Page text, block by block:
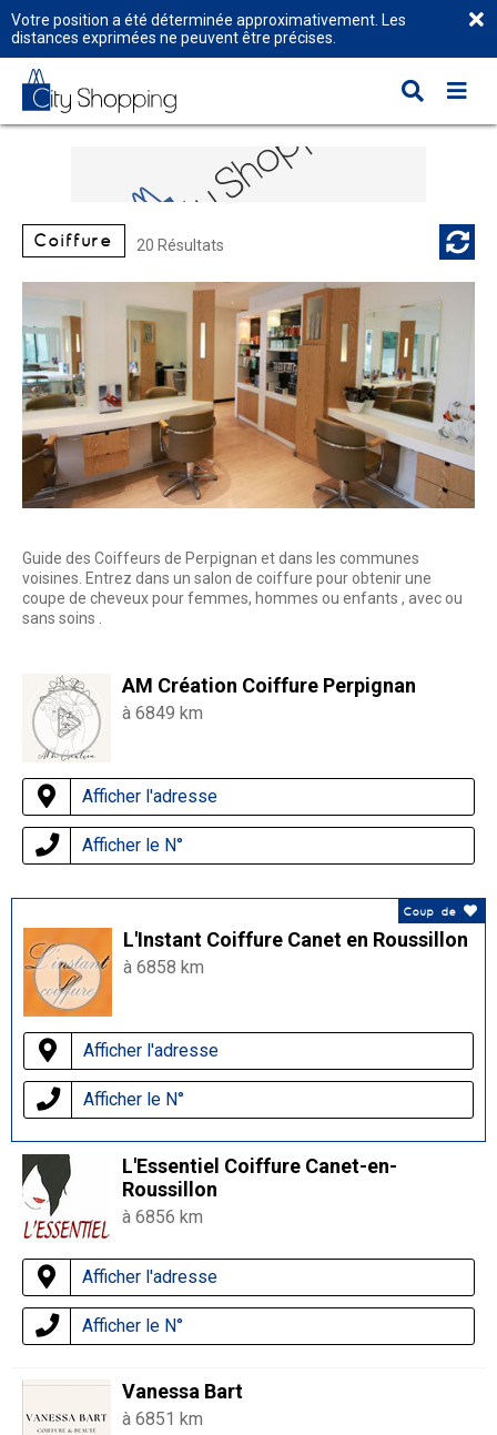
Votre position a été déterminée approximativement. Les
distances exprimées ne peuvent être précises.
Coiffure 20 Résultats
Guide des Coiffeurs de Perpignan et dans les communes
voisines. Entrez dans un salon de coiffure pour obtenir une
coupe de cheveux pour femmes, hommes ou enfants , avec ou
sans soins .
AM Création Coiffure Perpignan
à 6849 km
Afficher l'adresse
Afficher le N°
Coup de
L'Instant Coiffure Canet en Roussillon
à 6858 km
Afficher l'adresse
Afficher le N°
L'Essentiel Coiffure Canet-en-
Roussillon
à 6856 km
Afficher l'adresse
Afficher le N°
Vanessa Bart
à 6851 km